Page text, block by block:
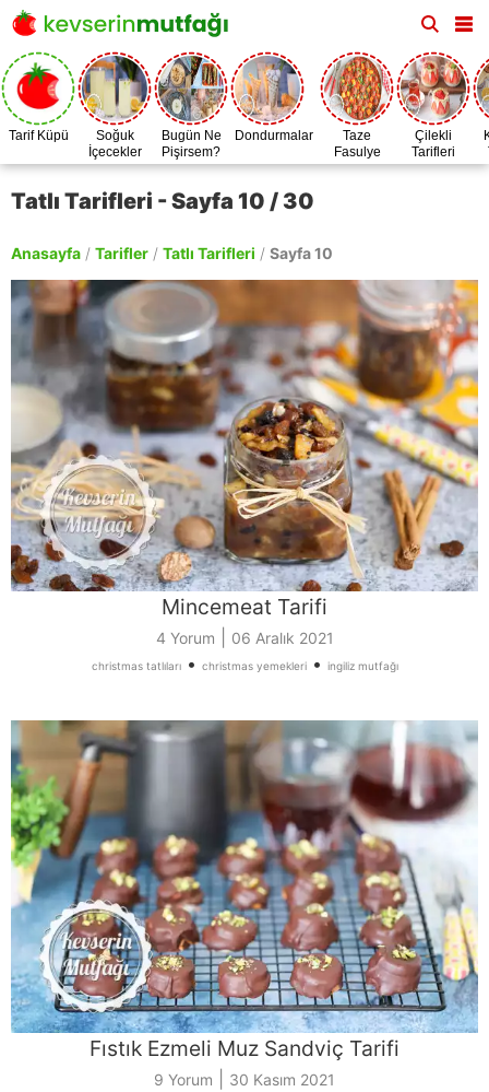
Tarif Küpü
Soğuk
İçecekler
Bugün Ne
Pişirsem?
Dondurmalar
Taze
Fasulye
Zamanı
Çilekli
Tarifleri
Tatlı Tarifleri - Sayfa 10 / 30
Anasayfa / Tarifler / Tatlı Tarifleri / Sayfa 10
Mincemeat Tarifi
4 Yorum 06 Aralık 2021
christmas tatlıları• christmas yemekleri• ingiliz mutfağı
Fıstık Ezmeli Muz Sandviç Tarifi
9 Yorum 30 Kasım 2021